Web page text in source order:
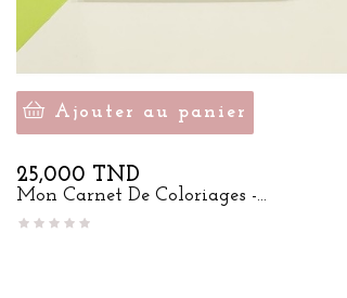
Ajouter au panier
Prix
25,000 TND
Mon Carnet De Coloriages -...